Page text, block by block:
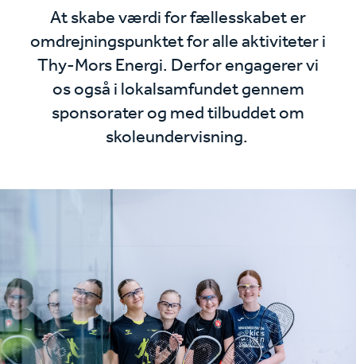
At skabe værdi for fællesskabet er
omdrejningspunktet for alle aktiviteter i
Thy-Mors Energi. Derfor engagerer vi
os også i lokalsamfundet gennem
sponsorater og med tilbuddet om
skoleundervisning.